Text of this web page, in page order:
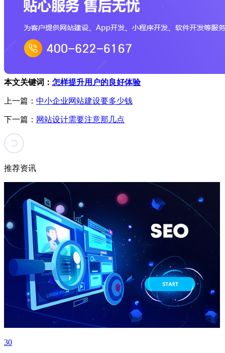
本文关键词： 怎样提升用户的良好体验
上一篇： 中小企业网站建设要多少钱
下一篇： 网站设计需要注意那几点
推荐资讯
30